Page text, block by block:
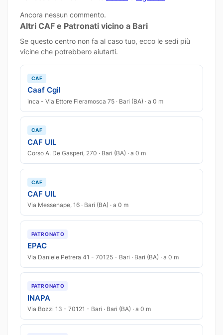
Ancora nessun commento.
Altri CAF e Patronati vicino a Bari
Se questo centro non fa al caso tuo, ecco le sedi più
vicine che potrebbero aiutarti.
CAF
Caaf Cgil
inca - Via Ettore Fieramosca 75 · Bari (BA) · a 0 m
CAF
CAF UIL
Corso A. De Gasperi, 270 · Bari (BA) · a 0 m
CAF
CAF UIL
Via Messenape, 16 · Bari (BA) · a 0 m
PATRONATO
EPAC
Via Daniele Petrera 41 - 70125 - Bari · Bari (BA) · a 0 m
PATRONATO
INAPA
Via Bozzi 13 - 70121 - Bari · Bari (BA) · a 0 m